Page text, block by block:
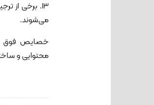
13. برخی از
می‌شوند.
خصایص فوق
محتوایی و